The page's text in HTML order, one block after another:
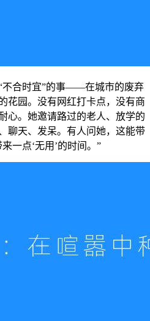
不合时宜”的事——在城市的废弃
花园。没有网红打卡点，没有商
心。她邀请路过的老人、放学的
聊天、发呆。有人问她，这能带
一点‘无用’的时间。”